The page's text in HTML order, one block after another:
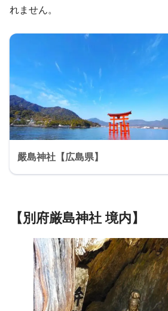
れません。
嚴島神社【広島県】
【別府厳島神社 境内】